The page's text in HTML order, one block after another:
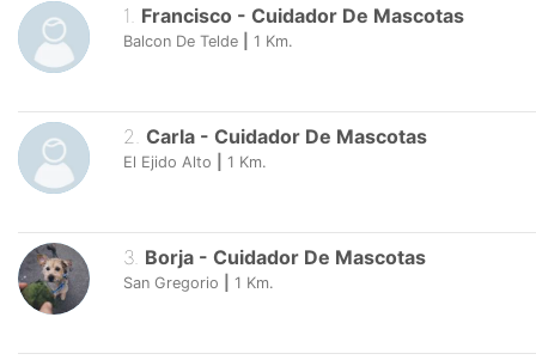
1 Francisco - Cuidador De Mascotas
Balcon De Telde 1 Km.
2. Carla - Cuidador De Mascotas
El Ejido Alto 1 Km.
3. Borja - Cuidador De Mascotas
San Gregorio 1 Km.